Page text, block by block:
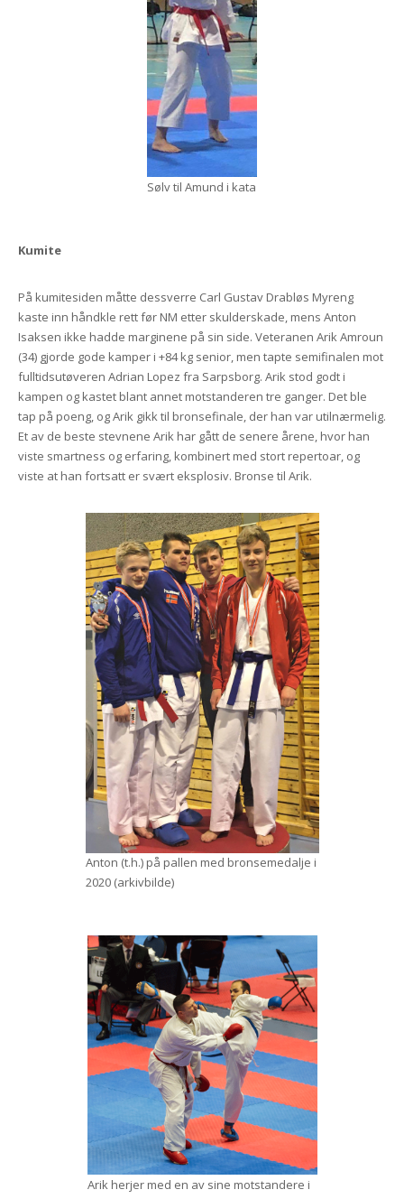
Sølv til Amund i kata
Kumite
På kumitesiden måtte dessverre Carl Gustav Drabløs Myreng
kaste inn håndkle rett før NM etter skulderskade, mens Anton
Isaksen ikke hadde marginene på sin side. Veteranen Arik Amroun
(34) gjorde gode kamper i +84 kg senior, men tapte semifinalen mot
fulltidsutøveren Adrian Lopez fra Sarpsborg. Arik stod godt i
kampen og kastet blant annet motstanderen tre ganger. Det ble
tap på poeng, og Arik gikk til bronsefinale, der han var utilnærmelig.
Et av de beste stevnene Arik har gått de senere årene, hvor han
viste smartness og erfaring, kombinert med stort repertoar, og
viste at han fortsatt er svært eksplosiv. Bronse til Arik.
Anton (t.h.) på pallen med bronsemedalje i
2020 (arkivbilde)
Arik herjer med en av sine motstandere i